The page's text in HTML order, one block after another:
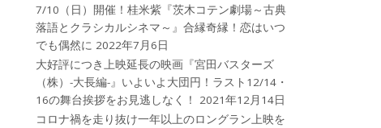
7/10（日）開催！桂米紫『茨木コテン劇場～古典
落語とクラシカルシネマ～』合縁奇縁！恋はいつ
でも偶然に 2022年7月6日
大好評につき上映延長の映画『宮田バスターズ
（株）-大長編-』いよいよ大団円！ラスト12/14・
16の舞台挨拶をお見逃しなく！
2021年12月14日
コロナ禍を⾛り抜け⼀年以上のロングラン上映を